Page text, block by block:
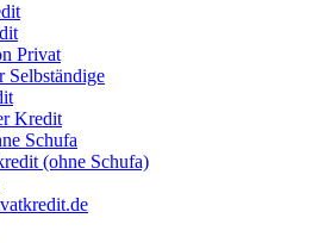
Privat
Selbständige
Kredit
Schufa
(ohne Schufa)